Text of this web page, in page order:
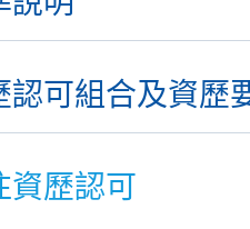
認可組合及資歷
資歷認可